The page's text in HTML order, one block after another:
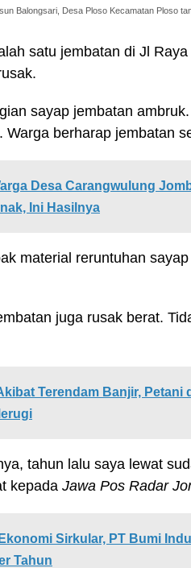
Balongsari, Desa Ploso Kecamatan Ploso
satu jembatan di Jl
sayap jembatan
Warga berharap jembatan
Desa Carangwulung
Ini Hasilnya
material reruntuhan
juga rusak berat.
Terendam Banjir,
tahun lalu saya lewat
kepada Jawa Pos Radar
Sirkular, PT Bumi
Tahun